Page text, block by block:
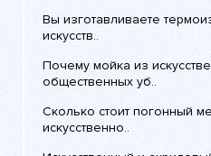
Вы изготавливаете
искусств..
Почему мойка из
общественных уб..
Сколько стоит погонный
искусственно..